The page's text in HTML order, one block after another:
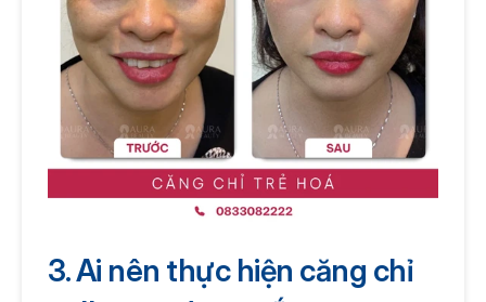
3. Ai nên thực hiện căng chỉ